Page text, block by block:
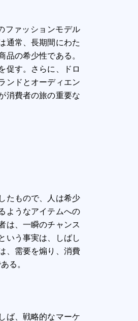
ファッションモデル
通常、長期間にわた
の希少性である。
促す。さらに、ドロ
ンドとオーディエン
消費者の旅の重要な
たもので、人は希少
ようなアイテムへの
は、一瞬のチャンス
いう事実は、しばし
、需要を煽り、消費
る。
ば、戦略的なマーケ